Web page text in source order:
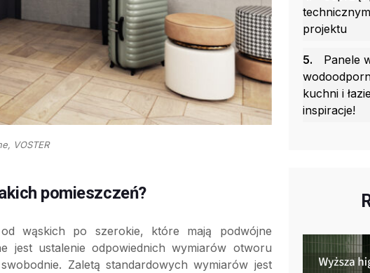
VOSTER
pomieszczeń?
wąskich po szerokie, które mają podwójne
jest ustalenie odpowiednich wymiarów otworu
Zaletą standardowych wymiarów jest
projektu
5.
Panele
kuchni i
inspiracje!